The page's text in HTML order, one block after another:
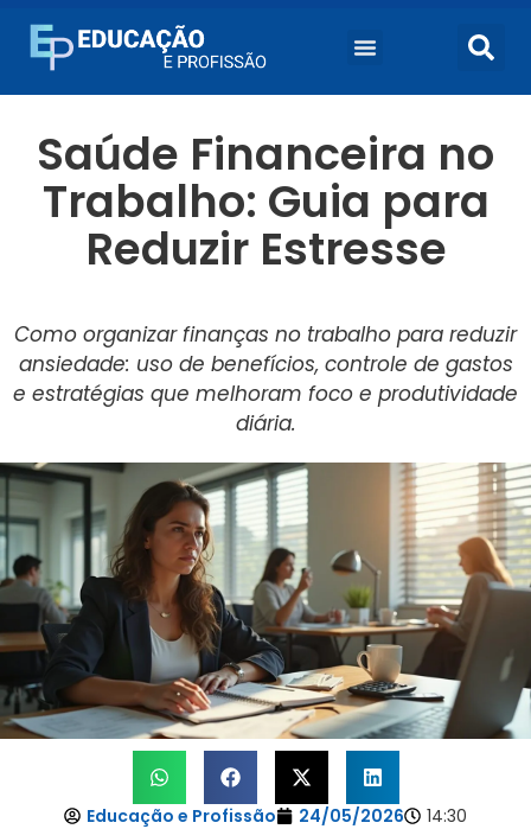
Saúde Financeira no
Trabalho: Guia para
Reduzir Estresse
Como organizar finanças no trabalho para reduzir
ansiedade: uso de benefícios, controle de gastos
e estratégias que melhoram foco e produtividade
diária.
Educação e Profissão 24/05/2026 14:30